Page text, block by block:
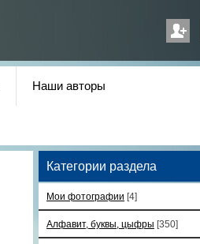
Наши авторы
Категории раздела
Мои фотографии [4]
Алфавит, буквы, цыфры [350]